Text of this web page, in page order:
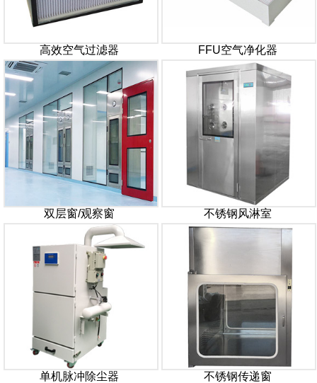
高效空气过滤器 FFU空气净化器
双层窗/观察窗 不锈钢风淋室
单机脉冲除尘器 不锈钢传递窗